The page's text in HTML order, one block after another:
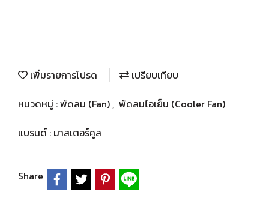
เพิ่มรายการโปรด
เปรียบเทียบ
หมวดหมู่ :พัดลม (Fan) , พัดลมไอเย็น (Cooler Fan)
แบรนด์ : มาสเตอร์คูล
Share